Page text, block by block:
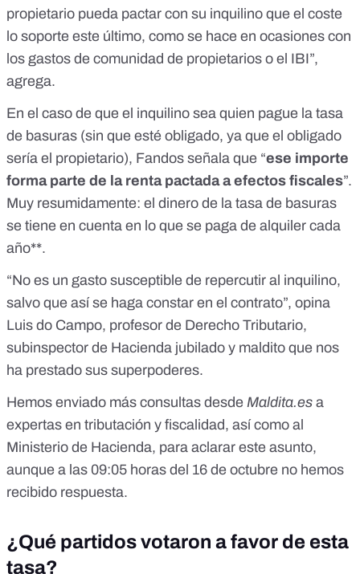
propietario pueda pactar con su inquilino que el coste
lo soporte este último, como se hace en ocasiones con
los gastos de comunidad de propietarios o el IBI”,
agrega.
En el caso de que el inquilino sea quien pague la tasa
de basuras (sin que esté obligado, ya que el obligado
sería el propietario), Fandos señala que “ese importe
forma parte de la renta pactada a efectos fiscales”.
Muy resumidamente: el dinero de la tasa de basuras
se tiene en cuenta en lo que se paga de alquiler cada
año**.
“No es un gasto susceptible de repercutir al inquilino,
salvo que así se haga constar en el contrato”, opina
Luis do Campo, profesor de Derecho Tributario,
subinspector de Hacienda jubilado y maldito que nos
ha prestado sus superpoderes.
Hemos enviado más consultas desde Maldita.es a
expertas en tributación y fiscalidad, así como al
Ministerio de Hacienda, para aclarar este asunto,
aunque a las 09:05 horas del 16 de octubre no hemos
recibido respuesta.
¿Qué partidos votaron a favor de esta
tasa?